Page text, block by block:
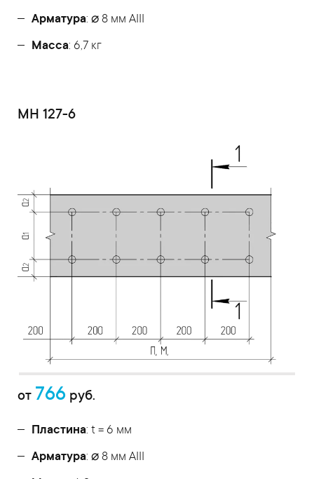
Арматура: ⌀ 8 мм АIII
Масса: 6,7 кг
МН 127-6
от 766 руб.
Пластина: t = 6 мм
Арматура: ⌀ 8 мм АIII